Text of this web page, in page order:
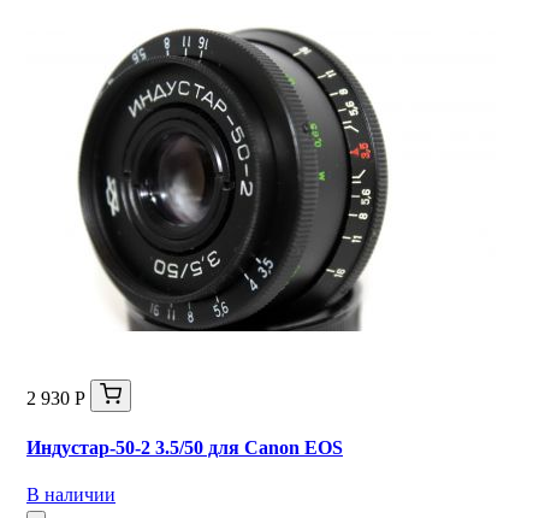
2 930 Р
Индустар-50-2 3.5/50 для Canon EOS
В наличии